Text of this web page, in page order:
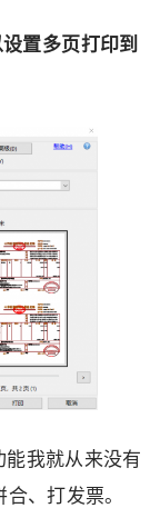
置多页打印到
我就从来没有
、打发票。